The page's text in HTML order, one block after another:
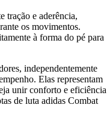
tração e aderência,
os movimentos.
à forma do pé para
independentemente
Elas representam
unir conforto e eficiência
de luta adidas Combat